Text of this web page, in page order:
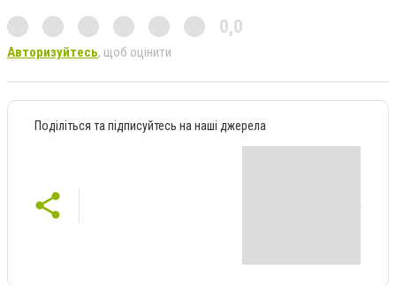
0,0
Авторизуйтесь, щоб оцінити
Поділіться та підписуйтесь на наші джерела